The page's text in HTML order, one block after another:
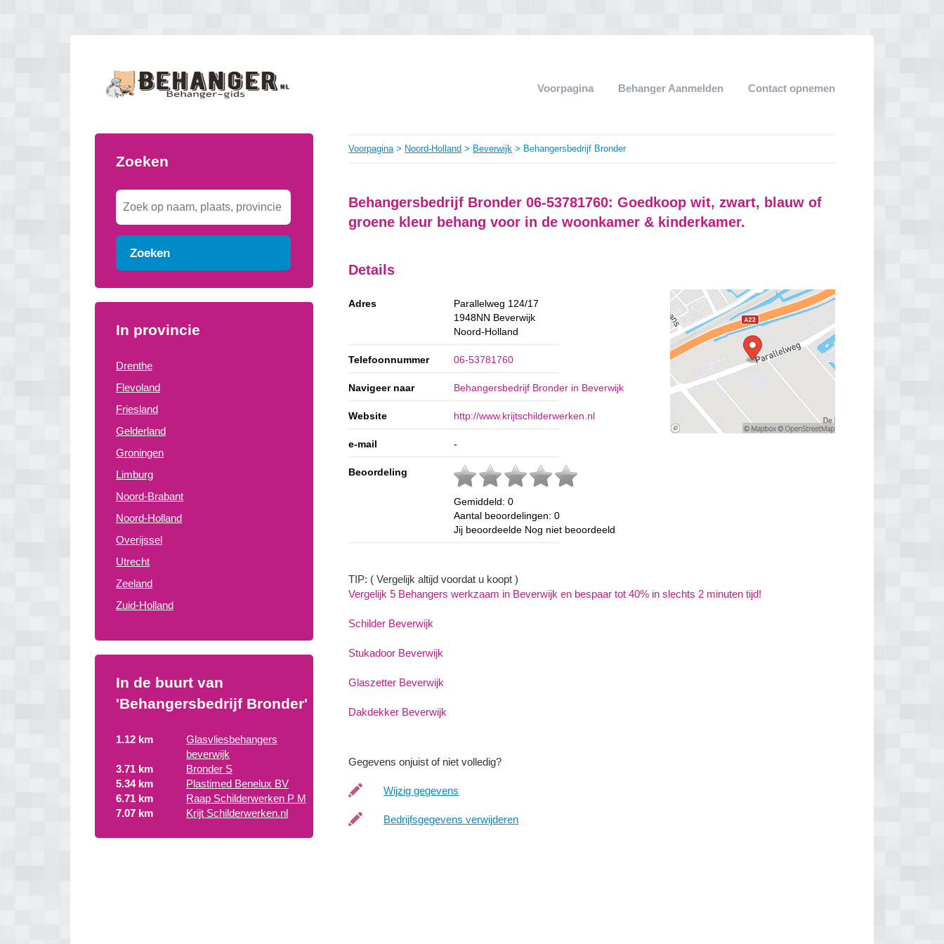
Voorpagina Behanger Aanmelden Contact opnemen
Zoeken
Zoeken
In provincie
Drenthe
Flevoland
Friesland
Gelderland
Groningen
Limburg
Noord-Brabant
Noord-Holland
Overijssel
Utrecht
Zeeland
Zuid-Holland
In de buurt van
'Behangersbedrijf Bronder'
1.12 km
Glasvliesbehangers
beverwijk
3.71 km
Bronder S
5.34 km
Plastimed Benelux BV
6.71 km
Raap Schilderwerken P M
7.07 km
Krijt Schilderwerken.nl
Voorpagina> Noord-Holland > Beverwijk > Behangersbedrijf Bronder
Behangersbedrijf Bronder 06-53781760: Goedkoop wit, zwart, blauw of
groene kleur behang voor in de woonkamer & kinderkamer.
Details
Adres
Parallelweg 124/17
1948NN Beverwijk
Noord-Holland
Telefoonnummer 06-53781760
Navigeer naar Behangersbedrijf Bronder in Beverwijk
Website http://www.krijtschilderwerken.nl
e-mail -
Beoordeling
Gemiddeld:0
Aantal beoordelingen:0
Jij beoordeelde Nog niet beoordeeld
TIP: ( Vergelijk altijd voordat u koopt )
Vergelijk 5 Behangers werkzaam in Beverwijk en bespaar tot 40% in slechts 2 minuten tijd!
Schilder Beverwijk
Stukadoor Beverwijk
Glaszetter Beverwijk
Dakdekker Beverwijk
Gegevens onjuist of niet volledig?
Wijzig gegevens
Bedrijfsgegevens verwijderen